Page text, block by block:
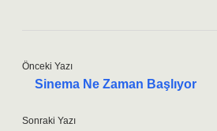
Önceki Yazı
Sinema Ne Zaman Başlıyor
Sonraki Yazı